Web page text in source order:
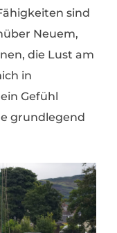
sind
Neuem,
die Lust am
in
Gefühl
grundlegend